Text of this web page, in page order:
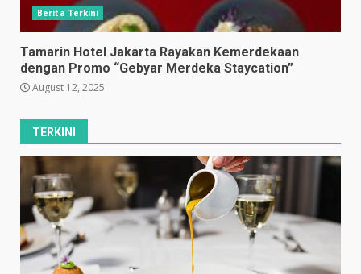
Berita Terkini
Tamarin Hotel Jakarta Rayakan Kemerdekaan
dengan Promo “Gebyar Merdeka Staycation”
August 12, 2025
TERKINI